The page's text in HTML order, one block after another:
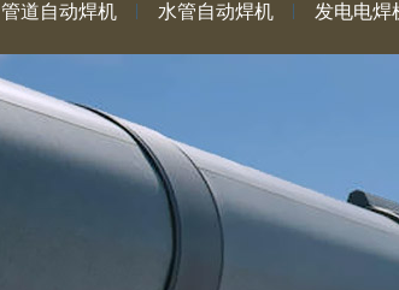
管道自动焊机 水管自动焊机 发电电焊